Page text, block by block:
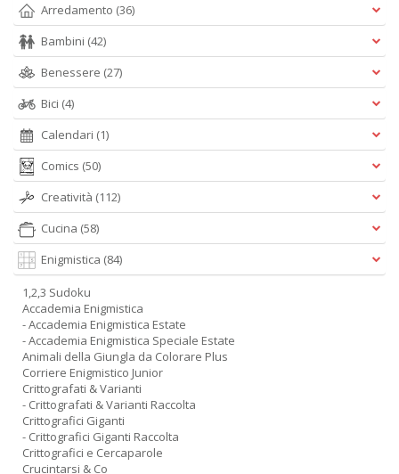
Arredamento (36)
Bambini (42)
Benessere (27)
Bici (4)
Calendari (1)
Comics (50)
Creatività (112)
Cucina (58)
Enigmistica (84)
1,2,3 Sudoku
Accademia Enigmistica
- Accademia Enigmistica Estate
- Accademia Enigmistica Speciale Estate
Animali della Giungla da Colorare Plus
Corriere Enigmistico Junior
Crittografati & Varianti
- Crittografati & Varianti Raccolta
Crittografici Giganti
- Crittografici Giganti Raccolta
Crittografici e Cercaparole
Crucintarsi & Co